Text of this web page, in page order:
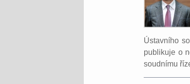
Ústavního
publikuje o
soudnímu